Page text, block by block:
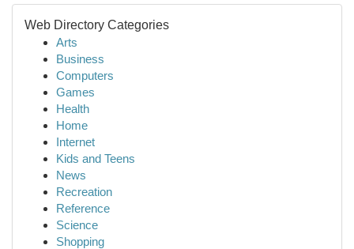
Web Directory Categories
Arts
Business
Computers
Games
Health
Home
Internet
Kids and Teens
News
Recreation
Reference
Science
Shopping